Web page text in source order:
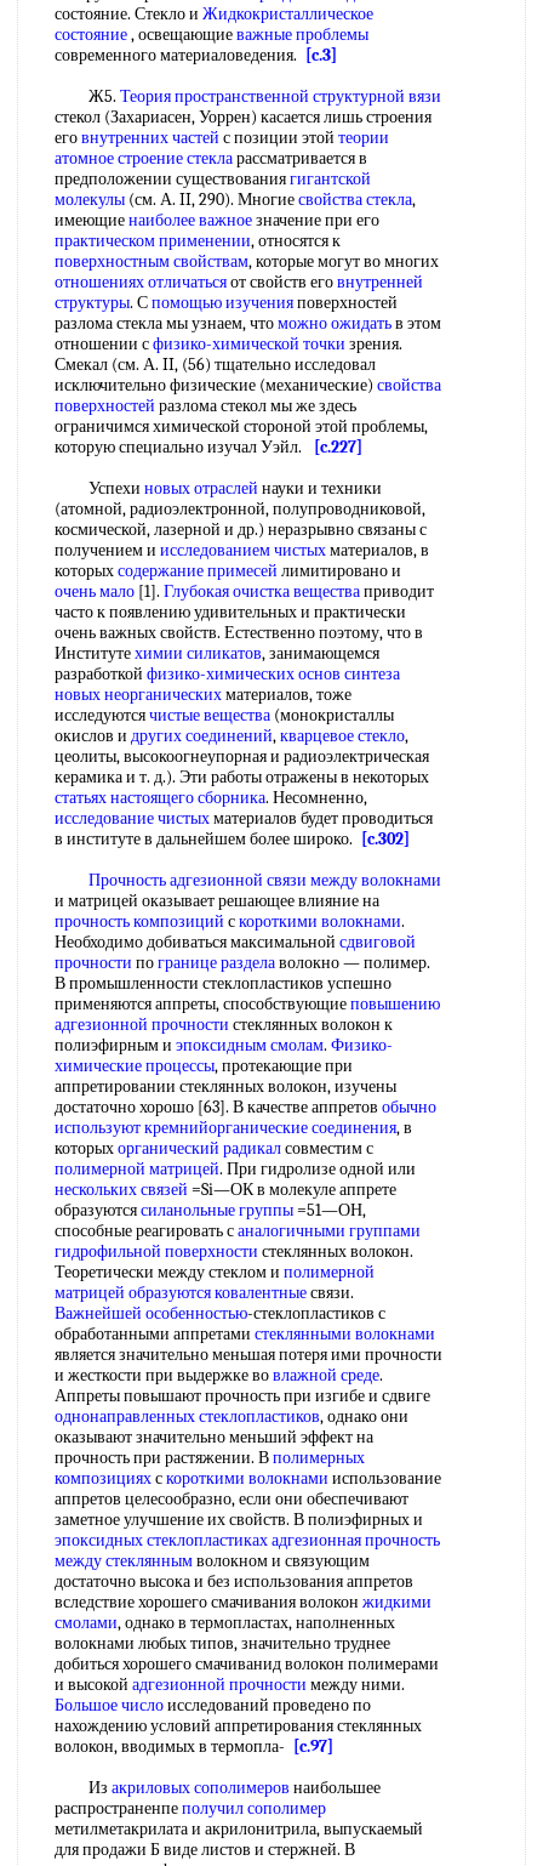
состояние. Стекло и Жидкокристаллическое
состояние, освещающиеважные проблемы
современного материаловедения.
[c.3]
Ж5. Теория пространственной структурной вязи
стекол (Захариасен, Уоррен) касается лишь строения
еговнутренних частей с позиции этой теории
атомное строение стекларассматривается в
предположении существованиягигантской
молекулы (см. А. II, 290). Многиесвойства стекла,
имеющиенаиболее важноезначение при его
практическом применении, относятся к
поверхностным свойствам, которые могут во многих
отношениях отличатьсяот свойств еговнутренней
структуры. Спомощью изученияповерхностей
разлома стекла мы узнаем, чтоможно ожидатьв этом
отношении сфизико-химической точки зрения.
Смекал (см. А. II, (56) тщательно исследовал
исключительно физические (механические) свойства
поверхностей разлома стекол мы же здесь
ограничимся химической стороной этой проблемы,
которую специально изучал Уэйл.
[c.227]
Успехи новых отраслей науки и техники
(атомной, радиоэлектронной, полупроводниковой,
космической, лазерной и др.) неразрывно связаны с
получением и исследованием чистыхматериалов, в
которыхсодержание примесей лимитировано и
очень мало [1]. Глубокая очистка веществаприводит
часто к появлению удивительных и практически
очень важных свойств. Естественно поэтому, что в
Институтехимии силикатов, занимающемся
разработкой физико-химическихоснов синтеза
новых неорганическихматериалов, тоже
исследуютсячистые вещества (монокристаллы
окислов и других соединений,кварцевое стекло,
цеолиты, высокоогнеупорная и радиоэлектрическая
керамика и т. д.). Эти работы отражены в некоторых
статьях настоящего сборника. Несомненно,
исследование чистыхматериалов будет проводиться
в институте в дальнейшем более широко.
[c.302]
Прочность адгезионной связи между волокнами
и матрицей оказывает решающее влияние на
прочность композиций скороткими волокнами.
Необходимо добиваться максимальной сдвиговой
прочности погранице разделаволокно — полимер.
В промышленности стеклопластиков успешно
применяются аппреты, способствующиеповышению
адгезионной прочности стеклянных волокон к
полиэфирным и эпоксидным смолам. Физико-
химические процессы, протекающие при
аппретировании стеклянных волокон, изучены
достаточно хорошо [63]. В качестве аппретов обычно
используюткремнийорганические соединения, в
которыхорганический радикалсовместим с
полимерной матрицей. При гидролизе одной или
нескольких связей =Si—ОК в молекуле аппрете
образуютсясиланольные группы=51—ОН,
способные реагировать саналогичными группами
гидрофильной поверхности стеклянных волокон.
Теоретически между стеклом и полимерной
матрицей образуются ковалентныесвязи.
Важнейшей особенностью-стеклопластиков с
обработанными аппретами стеклянными волокнами
является значительно меньшая потеря ими прочности
и жесткости при выдержке вовлажной среде.
Аппреты повышают прочность при изгибе и сдвиге
однонаправленных стеклопластиков, однако они
оказывают значительно меньший эффект на
прочность при растяжении. Вполимерных
композицияхскороткими волокнами использование
аппретов целесообразно, если они обеспечивают
заметное улучшение их свойств. В полиэфирных и
эпоксидных стеклопластикахадгезионная прочность
между стекляннымволокном и связующим
достаточно высока и без использования аппретов
вследствие хорошего смачивания волокон жидкими
смолами, однако в термопластах, наполненных
волокнами любых типов, значительно труднее
добиться хорошего смачиванид волокон полимерами
и высокой адгезионной прочности между ними.
Большое числоисследований проведено по
нахождению условий аппретирования стеклянных
волокон, вводимых в термопла-
[c.97]
Из акриловых сополимеров наибольшее
распространенпеполучил сополимер
метилметакрилата и акрилонитрила, выпускаемый
для продажи Б виде листов и стержней. В